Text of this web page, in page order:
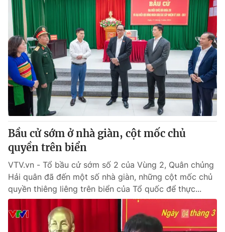
THỜI BÁO VTV
Theo dõi báo trên
Cơ quan chủ quản:Đài Truyền hình Việt Nam
Cơ quan báo chí:Thời báo VTV
Giấy phép hoạt động báo in và báo điện tử số 483/GP-BTTTT
cấp ngày 29/12/2023
Tổng Biên tập:Vũ Thanh Thủy
Phó Tổng Biên tập:Nguyễn Thị Mỹ Hạnh, Phạm Quốc Thắng,
Nguyễn Trọng Ninh
Ðiện thoại Thời báo VTV:
024.66 897 897
Email:toasoan@vtv.vn
Liên hệ quảng cáo:024-7300.7108
Bầu cử sớm ở nhà giàn, cột mốc chủ
quyền trên biển
VTV.vn - Tổ bầu cử sớm số 2 của Vùng 2, Quân chủng
Hải quân đã đến một số nhà giàn, những cột mốc chủ
quyền thiêng liêng trên biển của Tổ quốc để thực...